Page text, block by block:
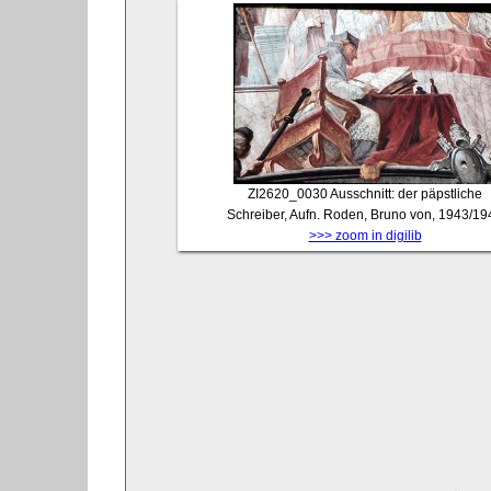
ZI2620_0030Ausschnitt: der päpstliche
Schreiber, Aufn. Roden, Bruno von, 1943/
>>> zoom in digilib